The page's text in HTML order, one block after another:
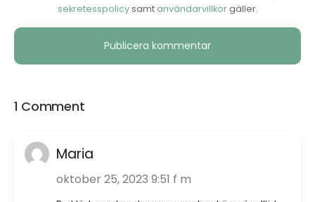
sekretesspolicysamtanvändarvillkorgäller.
Alternative:
1 Comment
Maria
oktober 25, 2023 9:51 f m